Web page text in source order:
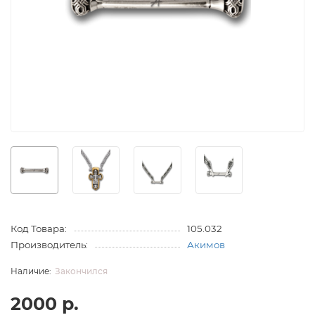
Код Товара:
105.032
Производитель:
Акимов
Закончился
2000 р.